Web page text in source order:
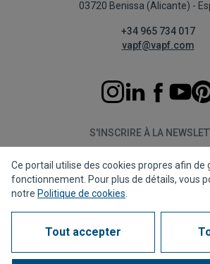
03720 Benissa (Alicante) -
+34 965 734 017
vapf@vapf.com
S'INSCRIRE À LA
S'abonner
Politique de confidentialité
Avis juridiqueCanal de dénonciation
Ce portail utilise des cookies propres afin de
fonctionnement. Pour plus de détails, vous
notre Politique de cookies
Tout accepter